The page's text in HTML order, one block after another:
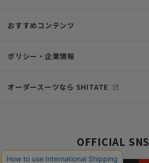
おすすめコンテンツ
ポリシー・企業情報
オーダースーツなら SHITATE
OFFICIAL SNS